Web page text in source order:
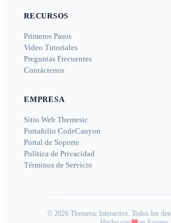
RECURSOS
Primeros Pasos
Video Tutoriales
Preguntas Frecuentes
Contáctenos
EMPRESA
Sitio Web Themesic
Portafolio CodeCanyon
Portal de Soporte
Política de Privacidad
Términos de Servicio
© 2026 Themesic Interactive. Todos los